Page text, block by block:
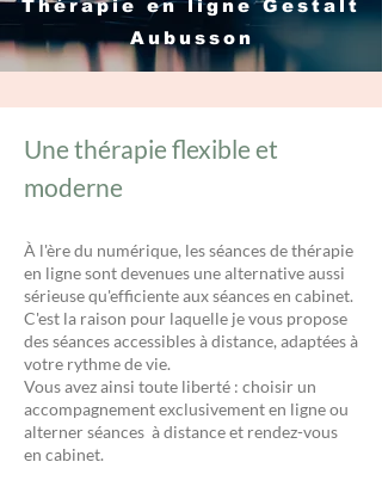
Thérapie en ligne Gestalt
Aubusson
Une thérapie flexible et
moderne
À l'ère du numérique, les séances de thérapie
en ligne sont devenues une alternative aussi
sérieuse qu'efficiente aux séances en cabinet.
C'est la raison pour laquelle je vous propose
des séances accessibles à distance, adaptées à
votre rythme de vie.
Vous avez ainsi toute liberté : choisir un
accompagnement exclusivement en ligne ou
alterner séances à distance et rendez-vous
en cabinet.